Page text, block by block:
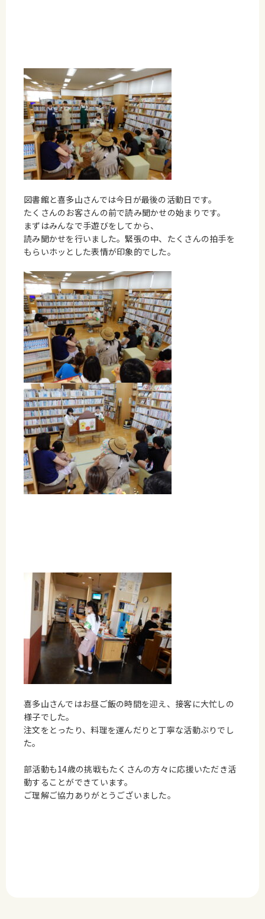
図書館と喜多山さんでは今日が最後の活動日です。
たくさんのお客さんの前で読み聞かせの始まりです。
まずはみんなで手遊びをしてから、
読み聞かせを行いました。緊張の中、たくさんの拍手を
もらいホッとした表情が印象的でした。
喜多山さんではお昼ご飯の時間を迎え、接客に大忙しの
様子でした。
注文をとったり、料理を運んだりと丁寧な活動ぶりでし
た。
部活動も14歳の挑戦もたくさんの方々に応援いただき活
動することができています。
ご理解ご協力ありがとうございました。